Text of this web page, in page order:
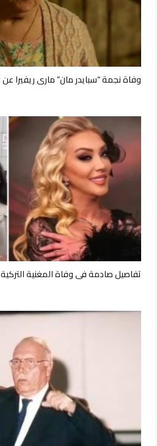
وفاة نجمة “سبايدر مان” ماري ريفيرا عن 82 عامًا
تفاصيل صادمة في وفاة المغنية التركية Güllü.. ابنتها قتلتها عمداً